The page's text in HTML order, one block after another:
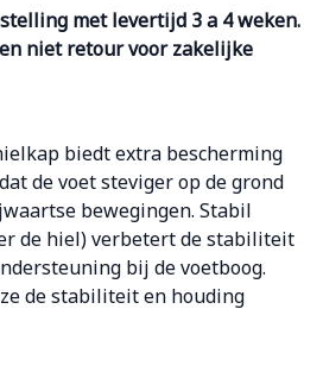
met levertijd 3 a 4 weken.
niet retour voor zakelijke
biedt extra bescherming
de voet steviger op de grond
bewegingen. Stabil
de hiel) verbetert de stabiliteit
bij de voetboog.
de stabiliteit en houding